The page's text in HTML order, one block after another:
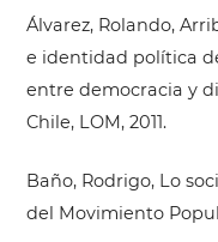
Álvarez, Rolando,
e identidad política
entre democracia y
Chile, LOM, 2011.
Baño, Rodrigo, Lo
del Movimiento